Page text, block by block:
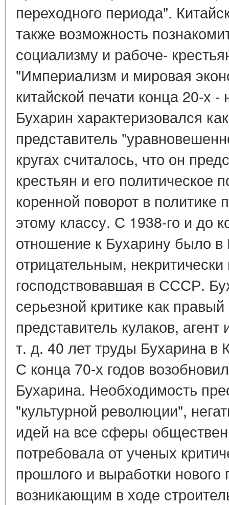
переходного периода".
также возможность
социализму и рабоче-
"Империализм и мировая
китайской печати конца 20-х -
Бухарин характеризовался
представитель
кругах считалось, что он
крестьян и его политическое
коренной поворот в политике
этому классу. С 1938-го и до
отношение к Бухарину было в
отрицательным,
господствовавшая в СССР.
серьезной критике как
представитель кулаков,
т. д. 40 лет труды Бухарина в
С конца 70-х годов
Бухарина. Необходимость
"культурной революции",
идей на все сферы
потребовала от ученых
прошлого и выработки
возникающим в ходе